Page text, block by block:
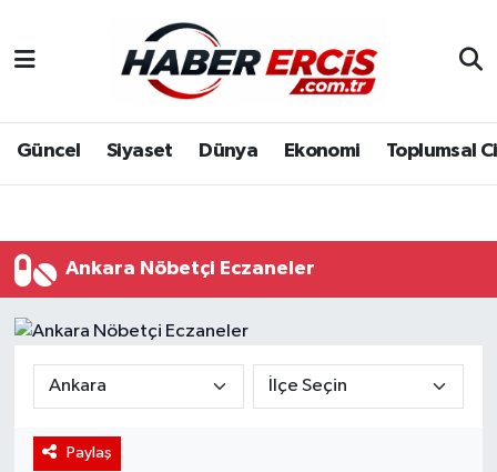
Güncel Siyaset Dünya Ekonomi Toplumsal
Ankara Nöbetçi Eczaneler
Paylaş